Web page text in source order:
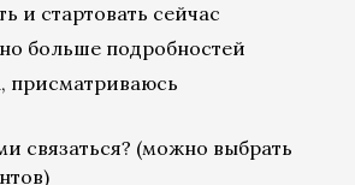
и стартовать сейчас
больше подробностей
присматриваюсь
связаться? (можно выбрать